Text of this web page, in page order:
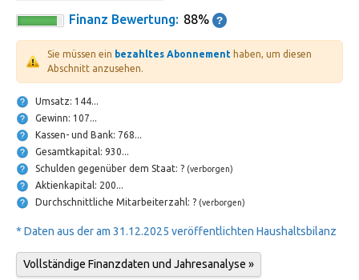
Finanz Bewertung: 88%
Sie müssen ein bezahltes Abonnement haben, um diesen
Abschnitt anzusehen.
Umsatz: 144...
Gewinn: 107...
Kassen- und Bank: 768...
Gesamtkapital: 930...
Schulden gegenüber dem Staat: ? (verborgen)
Aktienkapital: 200...
Durchschnittliche Mitarbeiterzahl: ? (verborgen)
* Daten aus der am 31.12.2025 veröffentlichten Haushaltsbilanz
Vollständige Finanzdaten und Jahresanalyse »